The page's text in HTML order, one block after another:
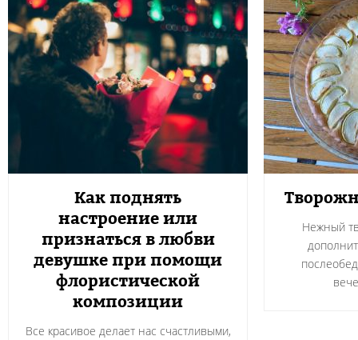
Как поднять
настроение или
признаться в любви
девушке при помощи
флористической
композиции
Все красивое делает нас счастливыми,
Нежный